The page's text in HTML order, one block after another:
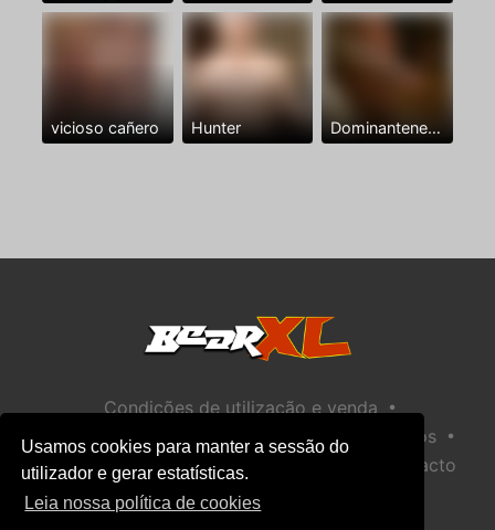
Usamos cookies para manter a sessão do
utilizador e gerar estatísticas.
Leia nossa política de cookies
vicioso cañero Hunter Dominantenegro ya
Condições de utilização e venda •
Política de privacidade Política de Biscoitos •
Política de Segurança Infantil Ajuda / Contacto